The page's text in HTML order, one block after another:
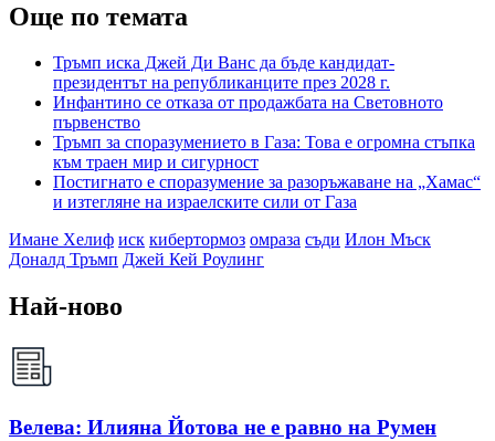
Още по темата
Тръмп иска Джей Ди Ванс да бъде кандидат-
президентът на републиканците през 2028 г.
Инфантино се отказа от продажбата на Световното
първенство
Тръмп за споразумението в Газа: Това е огромна стъпка
към траен мир и сигурност
Постигнато е споразумение за разоръжаване на „Хамас“
и изтегляне на израелските сили от Газа
Имане Хелиф иск кибертормоз омраза съди Илон Мъск
Доналд Тръмп Джей Кей Роулинг
Най-ново
Велева: Илияна Йотова не е равно на Румен